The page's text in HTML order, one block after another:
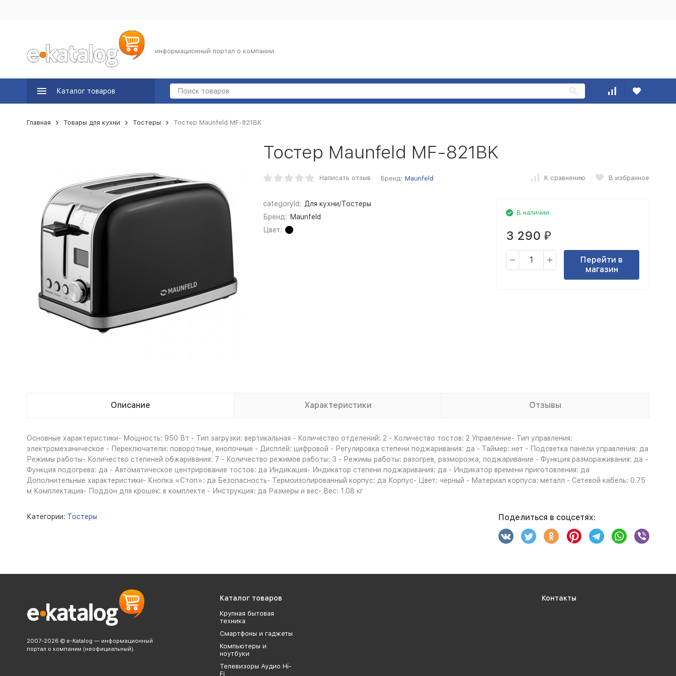
информационный портал о компании
Каталог товаров
Главная Товары для кухни Тостеры Тостер Maunfeld MF-821BK
Тостер Maunfeld MF-821BK
Написать отзыв Бренд: Maunfeld К сравнению В избранное
categoryId: Для кухни/Тостеры
Бренд: Maunfeld
Цвет:
В наличии
3 290 ₽
Перейти в
магазин
Описание Характеристики Отзывы
Основные характеристики- Мощность: 950 Вт - Тип загрузки: вертикальная - Количество отделений: 2 - Количество тостов: 2 Управление- Тип управления:
электромеханическое - Переключатели: поворотные, кнопочные - Дисплей: цифровой - Регулировка степени поджаривания: да - Таймер: нет - Подсветка панели управления: да
Режимы работы- Количество степеней обжаривания: 7 - Количество режимов работы: 3 - Режимы работы: разогрев, разморозка, поджаривание - Функция размораживания: да -
Функция подогрева: да - Автоматическое центрирование тостов: да Индикация- Индикатор степени поджаривания: да - Индикатор времени приготовления: да
Дополнительные характеристики- Кнопка «Стоп»: да Безопасность- Термоизолированный корпус: да Корпус- Цвет: черный - Материал корпуса: металл - Сетевой кабель: 0.75
м Комплектация- Поддон для крошек: в комплекте - Инструкция: да Размеры и вес- Вес: 1.08 кг
Категории: Тостеры Поделиться в соцсетях:
2007-2026 © e-Katalog — информационный
портал о компании (неофициальный).
Каталог товаров
Крупная бытовая
техника
Смартфоны и гаджеты
Компьютеры и
ноутбуки
Телевизоры Аудио Hi-
Fi
Контакты